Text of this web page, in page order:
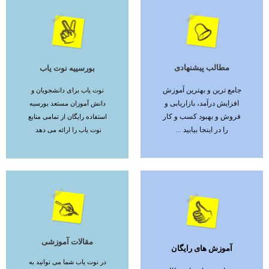
مطالب پیشنهادی
جامع ترین و بهترین آموزش
افزایش درآمد، بازاریابی و
فروش و بهبود کسب و کار
را در اینجا بیابید ...
ادامه مطلب بورسییه نوت یاب
نوت یاب برای دانشجویان و
دانش آموزان مستعد بورسیه
استفاده رایگان از تمامی منابع
نوت یاب را ارائه می دهد
ادامه مطلب
آموزش های رایگان
ادامه مطلب
مقالات آموزشی
در نوت یاب شما می توانید به